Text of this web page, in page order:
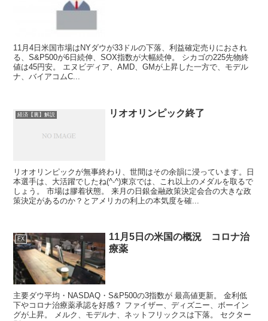
11月4日米国市場はNYダウが33ドルの下落、利益確定売りにおされ
る、S&P500が6日続伸、SOX指数が大幅続伸。 シカゴの225先物終
値は45円安。 エヌビディア、AMD、GMが上昇した一方で、モデル
ナ、バイアコムC...
経済【裏】解説 リオオリンピック終了
リオオリンピックが無事終わり、世間はその余韻に浸っています。日
本選手は、大活躍でしたね(^-^)東京では、これ以上のメダルを取るで
しょう。 市場は膠着状態。 来月の日銀金融政策決定会合の大きな政
策決定があるのか？とアメリカの利上の本気度を確...
FX
11月5日の米国の概況 コロナ治
療薬
主要ダウ平均・NASDAQ・S&P500の3指数が 最高値更新。 金利低
下やコロナ治療薬承認を好感？ ファイザー、ディズニー、ボーイン
グが上昇。 メルク、モデルナ、ネットフリックスは下落。 セクター